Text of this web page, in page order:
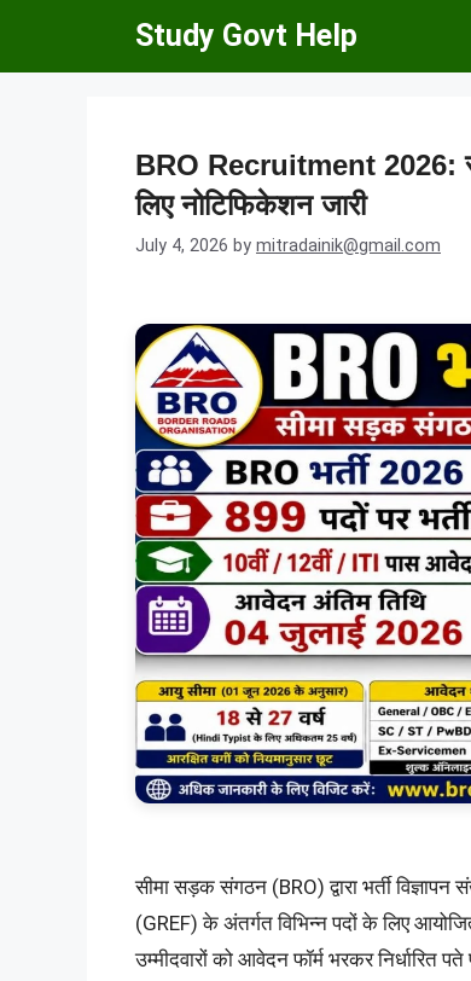
Study Govt Help
BRO Recruitment 2026:
लिए नोटिफिकेशन जारी
July 4, 2026 by mitradainik@gmail.com
सीमा सड़क संगठन (BRO) द्वारा भर्ती
(GREF) के अंतर्गत विभिन्न पदों के लिए
उम्मीदवारों को आवेदन फॉर्म भरकर निर्धारित